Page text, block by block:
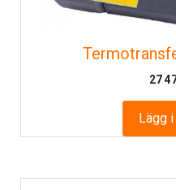
27
Lägg